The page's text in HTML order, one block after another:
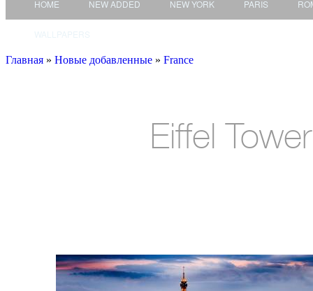
HOME NEW ADDED NEW YORK PARIS
Главная » Новые добавленные » France
Eiffel Tower